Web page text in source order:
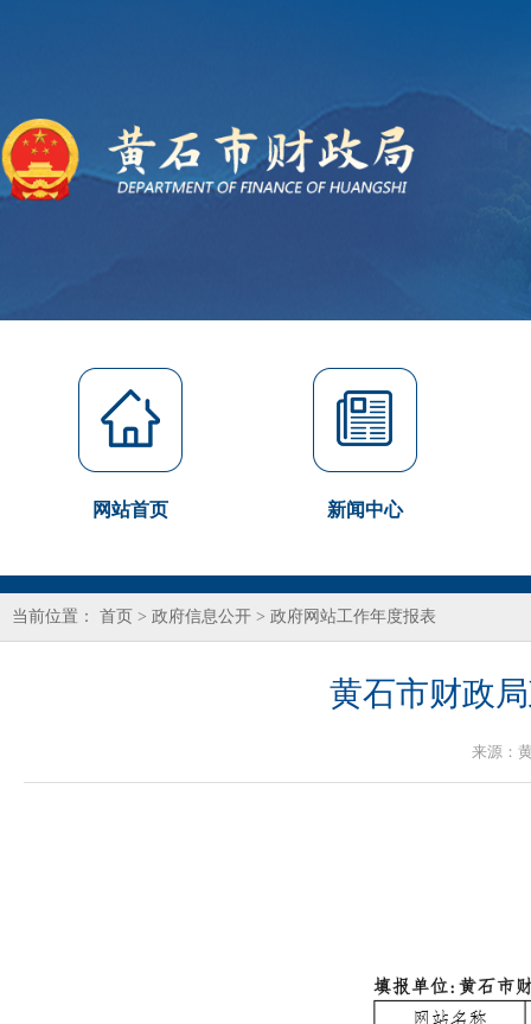
网站首页 新闻中心
当前位置： 首页 > 政府信息公开 > 政府网站工作年度报表
黄石市财政
来源：